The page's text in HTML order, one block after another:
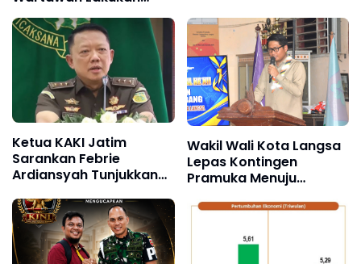
Dugaan Pemerasan,
Ketua LSM Forum
Rakyat Bersatu Minta
Aparat Bertindak
Komunitas Bajaj Maxim
Ketua KAKI Jatim
Sarankan Febrie
Ardiansyah Tunjukkan
Proses Hukum, Bukan
Ajukan Praperadilan
Wakil Wali Kota Langsa
Lepas Kontingen
Pramuka Menuju
Tahun 2026